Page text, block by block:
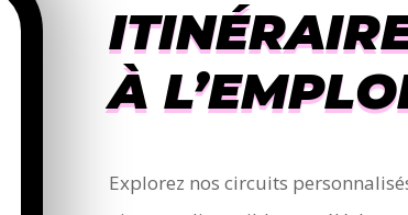
À
Explorez nos circuits